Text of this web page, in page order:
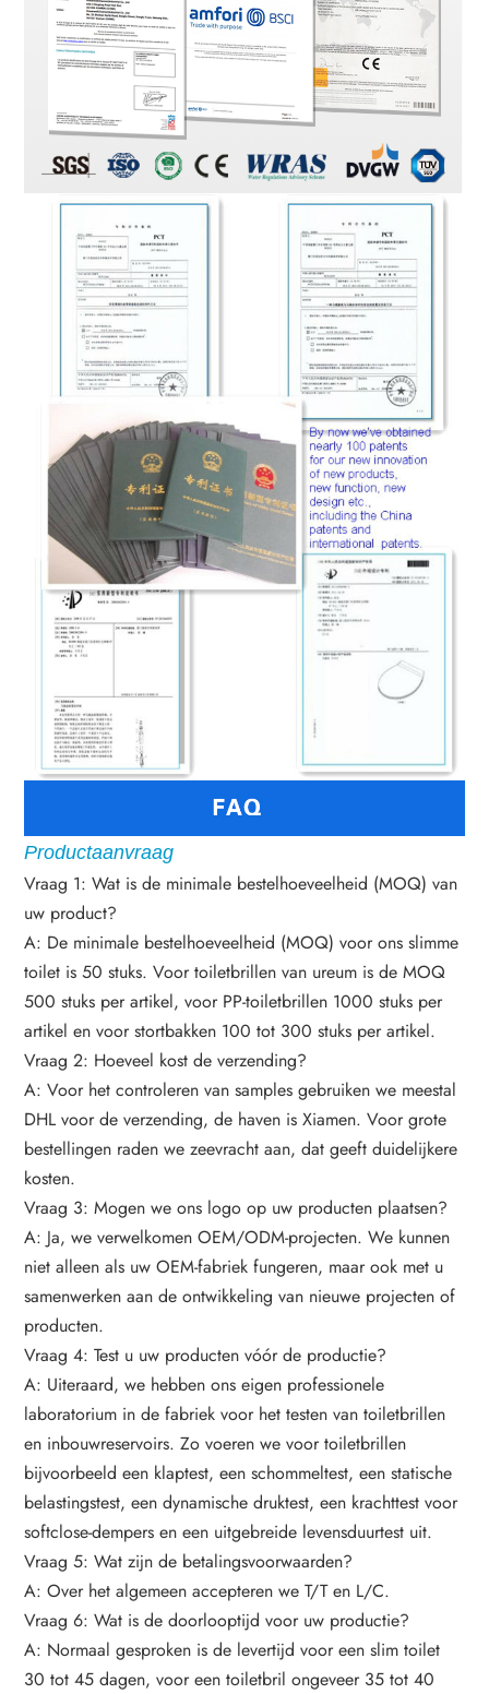
Productaanvraag
Vraag 1: Wat is de minimale bestelhoeveelheid (MOQ) van
uw product?
A: De minimale bestelhoeveelheid (MOQ) voor ons slimme
toilet is 50 stuks. Voor toiletbrillen van ureum is de MOQ
500 stuks per artikel, voor PP-toiletbrillen 1000 stuks per
artikel en voor stortbakken 100 tot 300 stuks per artikel.
Vraag 2: Hoeveel kost de verzending?
A: Voor het controleren van samples gebruiken we meestal
DHL voor de verzending, de haven is Xiamen. Voor grote
bestellingen raden we zeevracht aan, dat geeft duidelijkere
kosten.
Vraag 3: Mogen we ons logo op uw producten plaatsen?
A: Ja, we verwelkomen OEM/ODM-projecten. We kunnen
niet alleen als uw OEM-fabriek fungeren, maar ook met u
samenwerken aan de ontwikkeling van nieuwe projecten of
producten.
Vraag 4: Test u uw producten vóór de productie?
A: Uiteraard, we hebben ons eigen professionele
laboratorium in de fabriek voor het testen van toiletbrillen
en inbouwreservoirs. Zo voeren we voor toiletbrillen
bijvoorbeeld een klaptest, een schommeltest, een statische
belastingstest, een dynamische druktest, een krachttest voor
softclose-dempers en een uitgebreide levensduurtest uit.
Vraag 5: Wat zijn de betalingsvoorwaarden?
A: Over het algemeen accepteren we T/T en L/C.
Vraag 6: Wat is de doorlooptijd voor uw productie?
A: Normaal gesproken is de levertijd voor een slim toilet
30 tot 45 dagen, voor een toiletbril ongeveer 35 tot 40